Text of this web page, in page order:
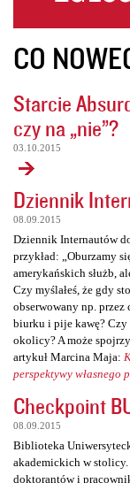
CO
Starcie
czy na „nie”?
03.10.2015
Dziennik
08.09.2015
Dziennik Internautów
przykład: „Oburzamy
amerykańskich służb,
Czy myślałeś, że gdy
obserwowany np.
biurku i pije kawę? Czy
okolicy? A może
artykuł Marcina Maja:
perspektywy własnego
Checkpoint
08.09.2015
Biblioteka
akademickich w
doktorantów i